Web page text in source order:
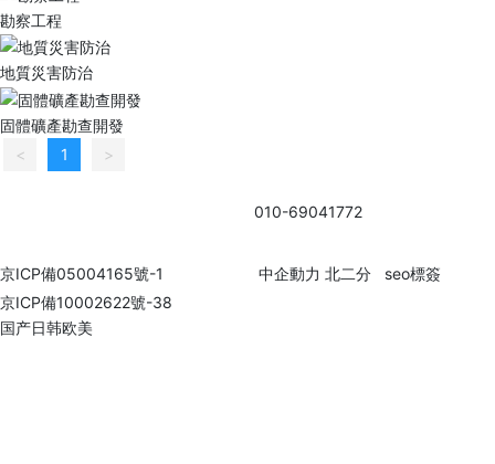
勘察工程
地質災害防治
固體礦產勘查開發
<
1 >
010-69041772
京ICP備05004165號-1
中企動力 北二分
seo標簽
京ICP備10002622號-38
国产日韩欧美